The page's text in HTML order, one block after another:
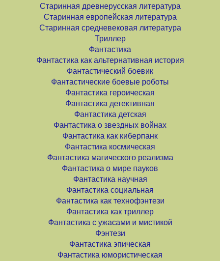
Старинная древнерусская литература
Старинная европейская литература
Старинная средневековая литература
Триллер
Фантастика
Фантастика как альтернативная история
Фантастический боевик
Фантастические боевые роботы
Фантастика героическая
Фантастика детективная
Фантастика детская
Фантастика о звездных войнах
Фантастика как киберпанк
Фантастика космическая
Фантастика магического реализма
Фантастика о мире пауков
Фантастика научная
Фантастика социальная
Фантастика как технофэнтези
Фантастика как триллер
Фантастика с ужасами и мистикой
Фэнтези
Фантастика эпическая
Фантастика юмористическая